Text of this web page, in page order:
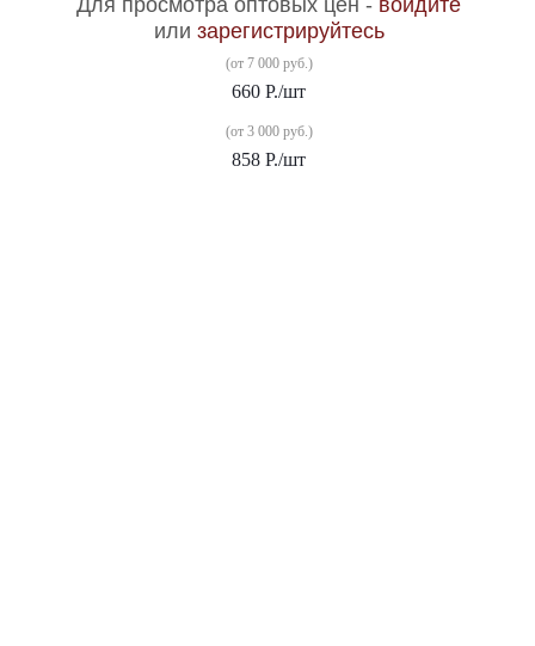
Для просмотра оптовых цен - войдите
или зарегистрируйтесь
(от 7 000 руб.)
660 Р./шт
(от 3 000 руб.)
858 Р./шт